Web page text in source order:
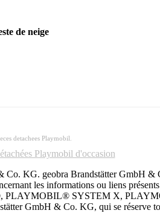
de neige
detachees Playmobil.
Playmobil d'occasion
KG. geobra Brandstätter GmbH
les informations ou liens
PLAYMOBIL® SYSTEM X,
GmbH & Co. KG, qui se